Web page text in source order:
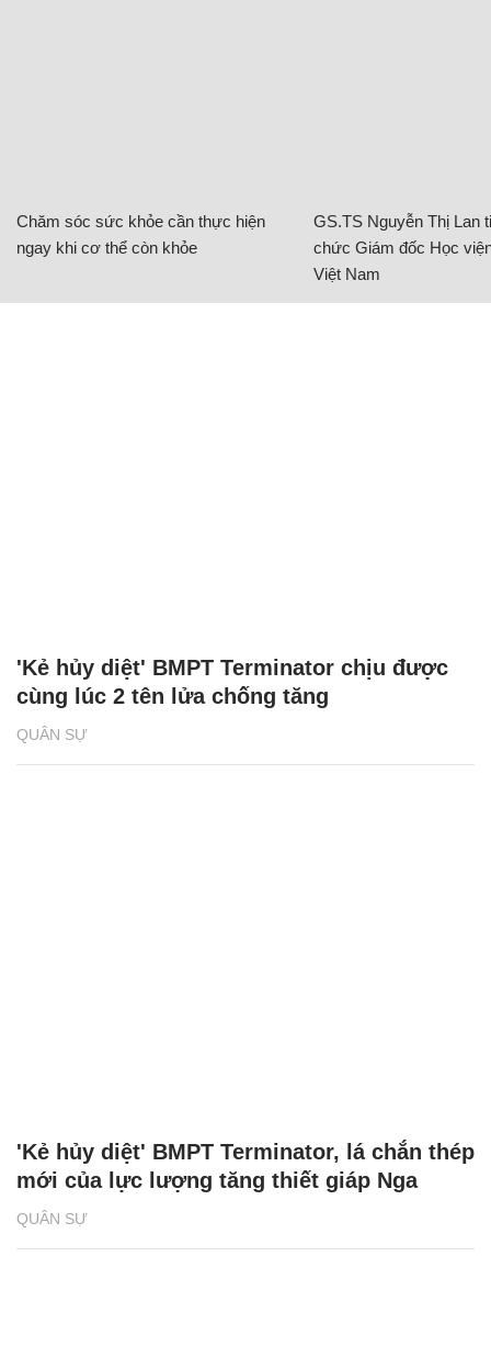
Chăm sóc sức khỏe cần thực hiện
ngay khi cơ thể còn khỏe
GS.TS Nguyễn Thị Lan
chức Giám đốc Học
Việt Nam
QUÂN SỰ
'Kẻ hủy diệt' BMPT Terminator chịu được
cùng lúc 2 tên lửa chống tăng
QUÂN SỰ
'Kẻ hủy diệt' BMPT Terminator, lá chắn thép
mới của lực lượng tăng thiết giáp Nga